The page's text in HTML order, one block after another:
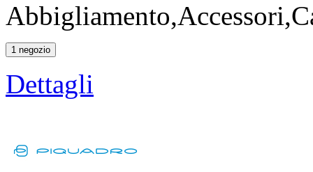
1 negozio
Dettagli